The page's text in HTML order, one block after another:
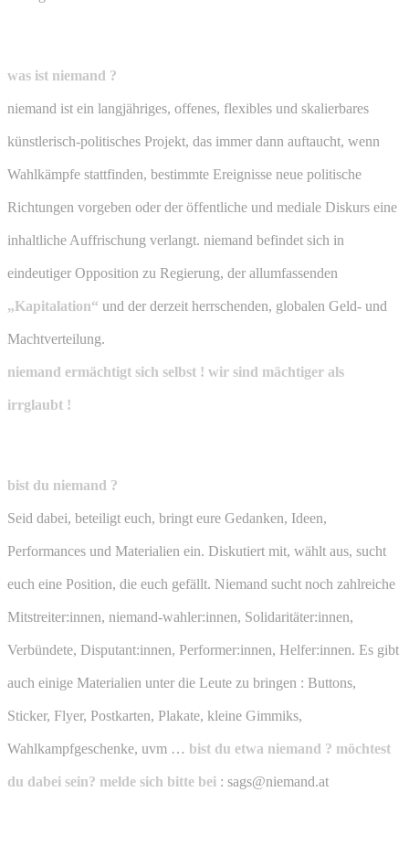
was ist niemand ?
niemand ist ein langjähriges, offenes, flexibles und skalierbares
künstlerisch-politisches Projekt, das immer dann auftaucht, wenn
Wahlkämpfe stattfinden, bestimmte Ereignisse neue politische
Richtungen vorgeben oder der öffentliche und mediale Diskurs eine
inhaltliche Auffrischung verlangt. niemand befindet sich in
eindeutiger Opposition zu Regierung, der allumfassenden
„Kapitalation“ und der derzeit herrschenden, globalen Geld- und
Machtverteilung.
niemand ermächtigt sich selbst ! wir sind mächtiger als
irrglaubt !
bist du niemand ?
Seid dabei, beteiligt euch, bringt eure Gedanken, Ideen,
Performances und Materialien ein. Diskutiert mit, wählt aus, sucht
euch eine Position, die euch gefällt. Niemand sucht noch zahlreiche
Mitstreiter:innen, niemand-wahler:innen, Solidaritäter:innen,
Verbündete, Disputant:innen, Performer:innen, Helfer:innen. Es gibt
auch einige Materialien unter die Leute zu bringen : Buttons,
Sticker, Flyer, Postkarten, Plakate, kleine Gimmiks,
Wahlkampfgeschenke, uvm … bist du etwa niemand ? möchtest
du dabei sein? melde sich bitte bei : sags@niemand.at